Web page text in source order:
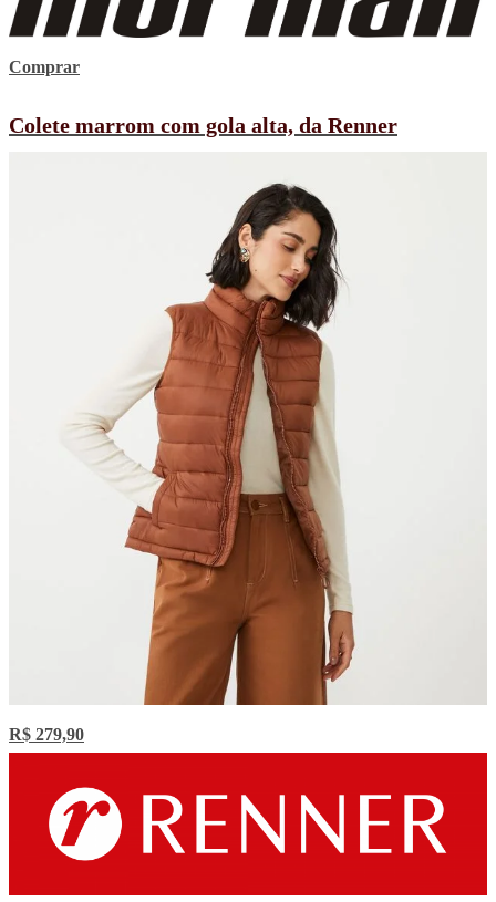
Comprar
Colete marrom com gola alta, da Renner
R$ 279,90